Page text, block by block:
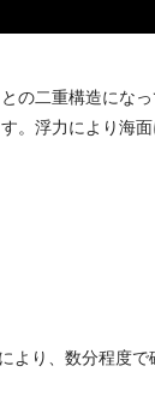
の二重構造にな
。浮力により海
り、数分程度